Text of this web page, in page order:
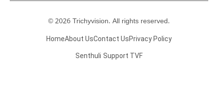
© 2026 Trichyvision. All rights reserved.
HomeAbout UsContact UsPrivacy Policy
Senthuli Support TVF